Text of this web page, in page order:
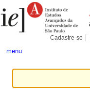
para
conteúdo.
Pessoais
Cadastre-se
menu